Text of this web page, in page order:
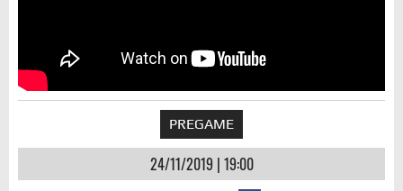
PREGAME
24/11/2019 | 19:00